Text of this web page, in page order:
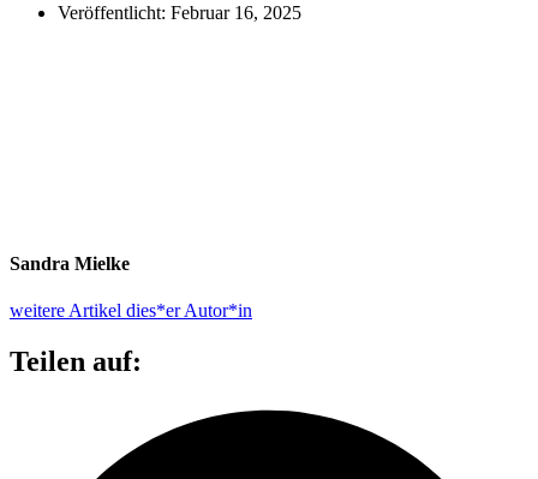
Veröffentlicht: Februar 16, 2025
Sandra Mielke
weitere Artikel dies*er Autor*in
Teilen auf: